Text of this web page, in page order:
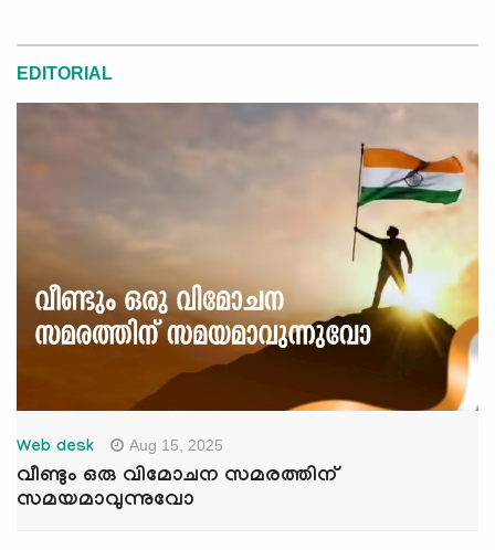
EDITORIAL
Web desk Aug 15, 2025
വീണ്ടും ഒരു വിമോചന സമരത്തിന്
സമയമാവുന്നുവോ